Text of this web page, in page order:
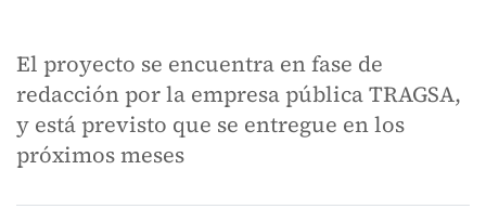
El proyecto se encuentra en fase de
redacción por la empresa pública TRAGSA,
y está previsto que se entregue en los
próximos meses